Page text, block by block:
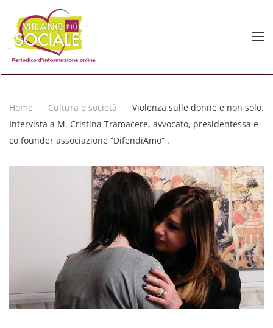
Skip to main content
Home Cultura e società
Violenza sulle donne e non solo.
Intervista a M. Cristina Tramacere, avvocato, presidentessa e
co founder associazione “DifendiAmo” .